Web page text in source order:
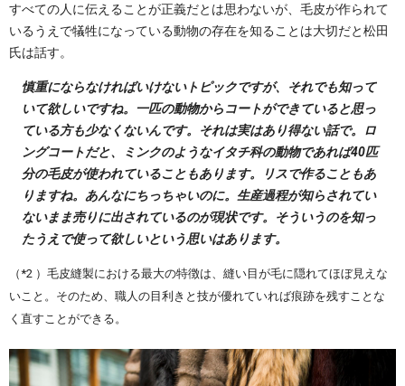
すべての人に伝えることが正義だとは思わないが、毛皮が作られて
いるうえで犠牲になっている動物の存在を知ることは大切だと松田
氏は話す。
慎重にならなければいけないトピックですが、それでも知って
いて欲しいですね。一匹の動物からコートができていると思っ
ている方も少なくないんです。それは実はあり得ない話で。ロ
ングコートだと、ミンクのようなイタチ科の動物であれば40匹
分の毛皮が使われていることもあります。リスで作ることもあ
りますね。あんなにちっちゃいのに。生産過程が知らされてい
ないまま売りに出されているのが現状です。そういうのを知っ
たうえで使って欲しいという思いはあります。
（*2 ）毛皮縫製における最大の特徴は、縫い目が毛に隠れてほぼ見えな
いこと。そのため、職人の目利きと技が優れていれば痕跡を残すことな
く直すことができる。